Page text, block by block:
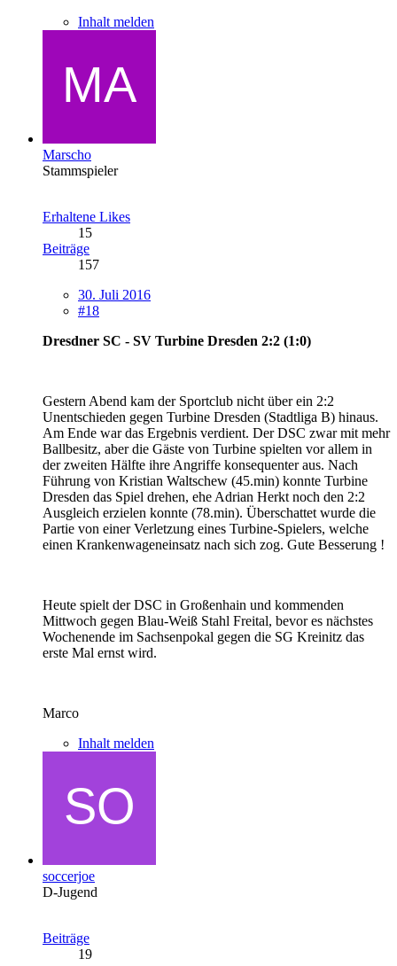
Inhalt melden
Marscho
Stammspieler
Erhaltene Likes
15
Beiträge
157
30. Juli 2016
#18
Dresdner SC - SV Turbine Dresden 2:2 (1:0)
Gestern Abend kam der Sportclub nicht über ein 2:2
Unentschieden gegen Turbine Dresden (Stadtliga B) hinaus.
Am Ende war das Ergebnis verdient. Der DSC zwar mit mehr
Ballbesitz, aber die Gäste von Turbine spielten vor allem in
der zweiten Hälfte ihre Angriffe konsequenter aus. Nach
Führung von Kristian Waltschew (45.min) konnte Turbine
Dresden das Spiel drehen, ehe Adrian Herkt noch den 2:2
Ausgleich erzielen konnte (78.min). Überschattet wurde die
Partie von einer Verletzung eines Turbine-Spielers, welche
einen Krankenwageneinsatz nach sich zog. Gute Besserung !
Heute spielt der DSC in Großenhain und kommenden
Mittwoch gegen Blau-Weiß Stahl Freital, bevor es nächstes
Wochenende im Sachsenpokal gegen die SG Kreinitz das
erste Mal ernst wird.
Marco
Inhalt melden
soccerjoe
D-Jugend
Beiträge
19